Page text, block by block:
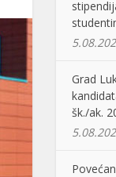
Grad
šk./ak.